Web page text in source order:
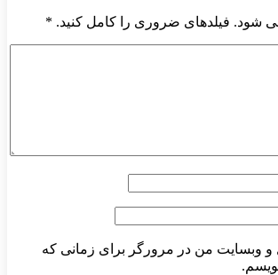
شود. فیلدهای ضروری را کامل کنید. *
و وبسایت من در مرورگر برای زمانی که